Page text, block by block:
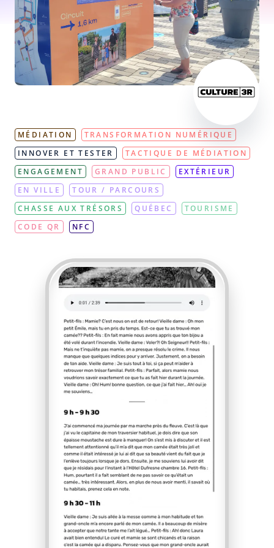
MÉDIATION
TRANSFORMATION NUMÉRIQUE
INNOVER ET TESTER
TACTIQUE DE MÉDIATION
ENGAGEMENT
GRAND PUBLIC
EXTÉRIEUR
EN VILLE
TOUR / PARCOURS
CHASSE AUX TRÉSORS
QUÉBEC
TOURISME
CODE QR
NFC